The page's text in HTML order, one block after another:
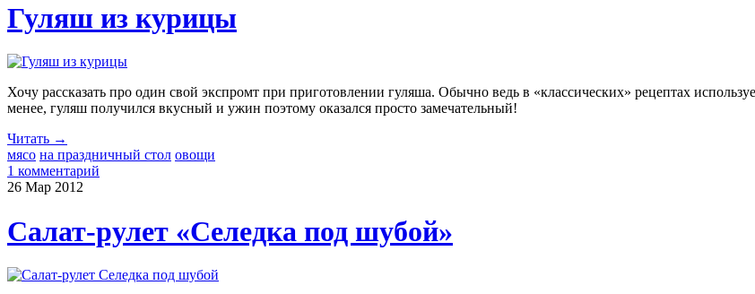
Гуляш из курицы
Хочу рассказать про один свой экспромт при приготовлении гуляша. Обычно ведь в «классических» рецептах
менее, гуляш получился вкусный и ужин поэтому оказался просто замечательный!
Читать →
мясо на праздничный стол овощи
1 комментарий
26 Мар 2012
Салат-рулет «Селедка под шубой»